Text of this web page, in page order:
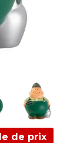
de prix